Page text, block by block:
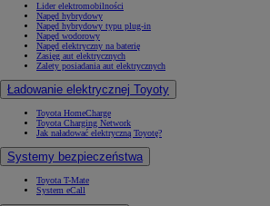
Lider elektromobilności
Napęd hybrydowy
Napęd hybrydowy typu plug-in
Napęd wodorowy
Napęd elektryczny na baterię
Zasięg aut elektrycznych
Zalety posiadania aut elektrycznych
Ładowanie elektrycznej Toyoty
Toyota HomeCharge
Toyota Charging Network
Jak naładować elektryczną Toyotę?
Systemy bezpieczeństwa
Toyota T-Mate
System eCall